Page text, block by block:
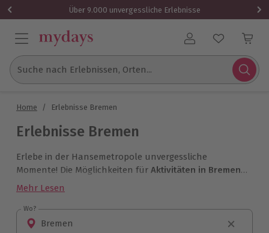
Über 9.000 unvergessliche Erlebnisse
Benutzerkonto
Suche nach Erlebnissen, Orten...
Home / Erlebnisse Bremen
Erlebnisse Bremen
Erlebe in der Hansemetropole unvergessliche
Momente! Die Möglichkeiten für Aktivitäten in Bremen
sind vielfältig: Ob Kulinarik beim Candle-Light-Dinner
Entdecke bei einem Malkurs die eigene kreative Ader –
hier findet jedermann das passende Erlebnis!
Mehr Lesen
Wo?
Wo?